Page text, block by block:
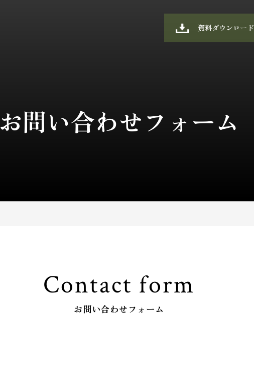
資料ダウンロード
お問い合わせフォーム
Contact form
お問い合わせフォーム